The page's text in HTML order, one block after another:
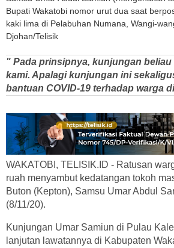
Bupati Wakatobi nomor urut dua saat
kaki lima di Pelabuhan Numana, Wangi-
Djohan/Telisik
" Pada prinsipnya, kunjungan
kami. Apalagi kunjungan ini
bantuan COVID-19 terhadap warga
WAKATOBI, TELISIK.ID - Ratusan
ruah menyambut kedatangan tokoh
Buton (Kepton), Samsu Umar Abdul
(8/11/20).
Kunjungan Umar Samiun di Pulau
lanjutan lawatannya di Kabupaten